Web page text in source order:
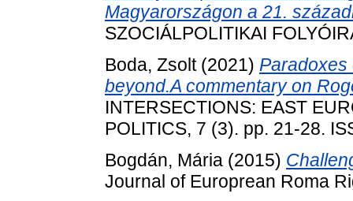
Magyarországon a 21.
SZOCIÁLPOLITIKAI
Boda, Zsolt(2021) Paradoxes
beyond.A commentary on
INTERSECTIONS: EAST
POLITICS, 7 (3). pp. 21-28.
Bogdán, Mária (2015)
Journal of Europrean Roma